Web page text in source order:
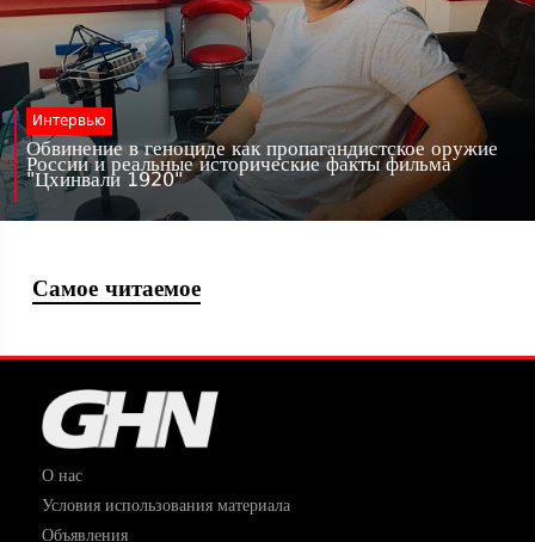
Интервью
Обвинение в геноциде как пропагандистское оружие
России и реальные исторические факты фильма
"Цхинвали 1920"
Самое читаемое
О нас
Условия использования материала
Объявления